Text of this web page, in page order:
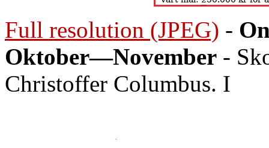
Full resolution (JPEG) -
Oktober—November -
Christoffer Columbus. I